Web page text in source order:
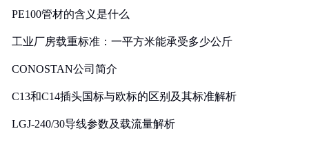
PE100管材的含义是什么
工业厂房载重标准：一平方米能承受多少公斤
CONOSTAN公司简介
C13和C14插头国标与欧标的区别及其标准解析
LGJ-240/30导线参数及载流量解析